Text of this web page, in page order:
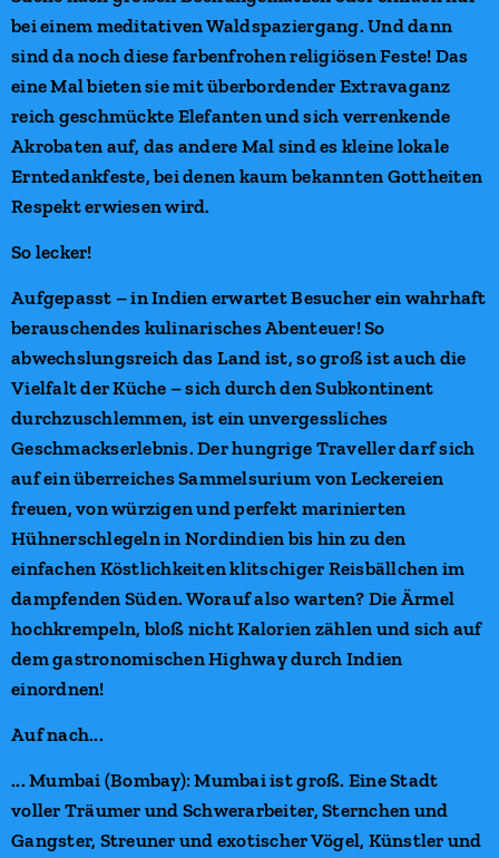
bei einem meditativen Waldspaziergang. Und dann
sind da noch diese farbenfrohen religiösen Feste! Das
eine Mal bieten sie mit überbordender Extravaganz
reich geschmückte Elefanten und sich verrenkende
Akrobaten auf, das andere Mal sind es kleine lokale
Erntedankfeste, bei denen kaum bekannten Gottheiten
Respekt erwiesen wird.
So lecker!
Aufgepasst – in Indien erwartet Besucher ein wahrhaft
berauschendes kulinarisches Abenteuer! So
abwechslungsreich das Land ist, so groß ist auch die
Vielfalt der Küche – sich durch den Subkontinent
durchzuschlemmen, ist ein unvergessliches
Geschmackserlebnis. Der hungrige Traveller darf sich
auf ein überreiches Sammelsurium von Leckereien
freuen, von würzigen und perfekt marinierten
Hühnerschlegeln in Nordindien bis hin zu den
einfachen Köstlichkeiten klitschiger Reisbällchen im
dampfenden Süden. Worauf also warten? Die Ärmel
hochkrempeln, bloß nicht Kalorien zählen und sich auf
dem gastronomischen Highway durch Indien
einordnen!
Auf nach...
... Mumbai (Bombay): Mumbai ist groß. Eine Stadt
voller Träumer und Schwerarbeiter, Sternchen und
Gangster, Streuner und exotischer Vögel, Künstler und